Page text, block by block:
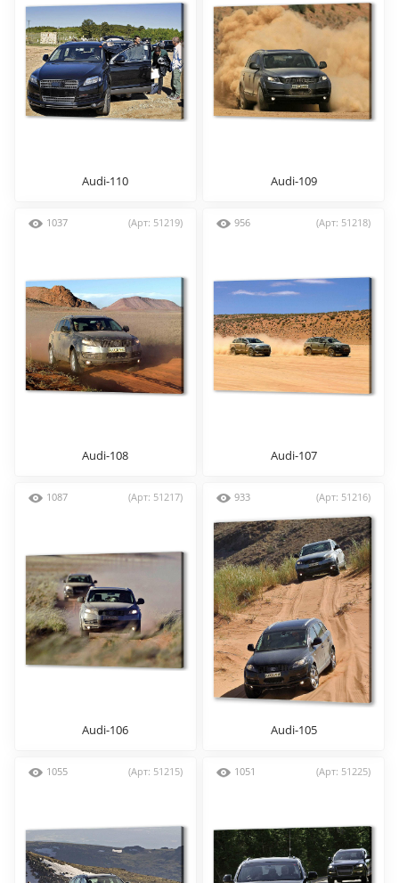
Audi-110 Audi-109
1037 (Арт: 51219)
Audi-108
956 (Арт: 51218)
Audi-107
1087 (Арт: 51217)
Audi-106
933 (Арт: 51216)
Audi-105
1055 (Арт: 51215) 1051 (Арт: 51225)